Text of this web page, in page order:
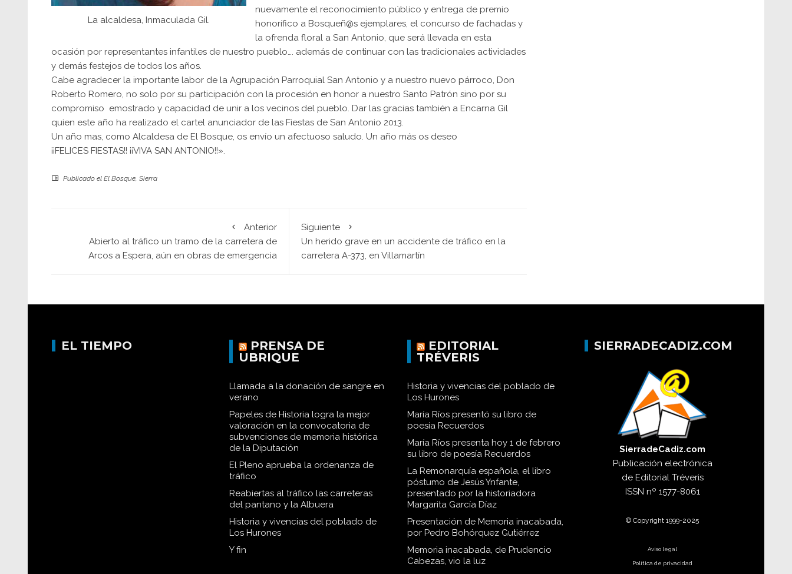
La alcaldesa, Inmaculada Gil.
nuevamente el reconocimiento público y entrega de premio
honorífico a Bosqueñ@s ejemplares, el concurso de fachadas y
la ofrenda floral a San Antonio, que será llevada en esta
ocasión por representantes infantiles de nuestro pueblo…. además de continuar con las tradicionales actividades
y demás festejos de todos los años.
Cabe agradecer la importante labor de la Agrupación Parroquial San Antonio y a nuestro nuevo párroco, Don
Roberto Romero, no solo por su participación con la procesión en honor a nuestro Santo Patrón sino por su
compromiso emostrado y capacidad de unir a los vecinos del pueblo. Dar las gracias también a Encarna Gil
quien este año ha realizado el cartel anunciador de las Fiestas de San Antonio 2013.
Un año mas, como Alcaldesa de El Bosque, os envío un afectuoso saludo. Un año más os deseo
¡¡FELICES FIESTAS!! ¡¡VIVA SAN ANTONIO!!».
Publicado el El Bosque, Sierra
Anterior
Abierto al tráfico un tramo de la carretera de
Arcos a Espera, aún en obras de emergencia
Siguiente
Un herido grave en un accidente de tráfico en la
carretera A-373, en Villamartín
EL TIEMPO
PRENSA DE
UBRIQUE
Llamada a la donación de sangre en
verano
Papeles de Historia logra la mejor
valoración en la convocatoria de
subvenciones de memoria histórica
de la Diputación
El Pleno aprueba la ordenanza de
tráfico
Reabiertas al tráfico las carreteras
del pantano y la Albuera
Historia y vivencias del poblado de
Los Hurones
Y fin
EDITORIAL
TRÉVERIS
Historia y vivencias del poblado de
Los Hurones
María Ríos presentó su libro de
poesía Recuerdos
María Ríos presenta hoy 1 de febrero
su libro de poesía Recuerdos
La Remonarquía española, el libro
póstumo de Jesús Ynfante,
presentado por la historiadora
Margarita García Díaz
Presentación de Memoria inacabada,
por Pedro Bohórquez Gutiérrez
Memoria inacabada, de Prudencio
Cabezas, vio la luz
SIERRADECADIZ.COM
SierradeCadiz.com
Publicación electrónica
de Editorial Tréveris
ISSN nº 1577-8061
© Copyright 1999-2025
Aviso legal
Política de privacidad